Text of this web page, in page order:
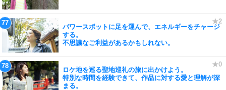
パワースポットに足を運んで、エネルギーをチャージ
する。
不思議なご利益があるかもしれない。
ロケ地を巡る聖地巡礼の旅に出かけよう。
特別な時間を経験できて、作品に対する愛と理解が深
まる。